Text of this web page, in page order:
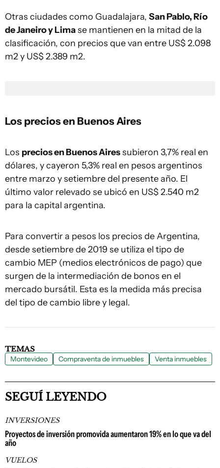
Otras ciudades como Guadalajara, San Pablo, Río
de Janeiro y Limase mantienen en la mitad de la
clasificación, con precios que van entre US$ 2.098
m2 y US$ 2.389 m2.
Los precios en Buenos Aires
Los precios en Buenos Airessubieron 3,7% real en
dólares, y cayeron 5,3% real en pesos argentinos
entre marzo y setiembre del presente año. El
último valor relevado se ubicó en US$ 2.540 m2
para la capital argentina.
Para convertir a pesos los precios de Argentina,
desde setiembre de 2019 se utiliza el tipo de
cambio MEP (medios electrónicos de pago) que
surgen de la intermediación de bonos en el
mercado bursátil. Esta es la medida más precisa
del tipo de cambio libre y legal.
TEMAS
Montevideo Compraventa de inmuebles Venta inmuebles
SEGUÍ LEYENDO
INVERSIONES
Proyectos de inversión promovida aumentaron 19% en lo que va del
año
VUELOS